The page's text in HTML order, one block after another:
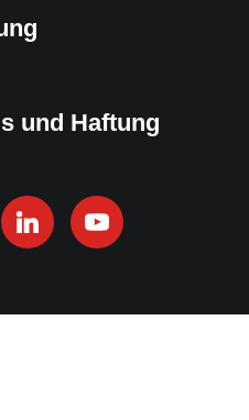
und Haftung